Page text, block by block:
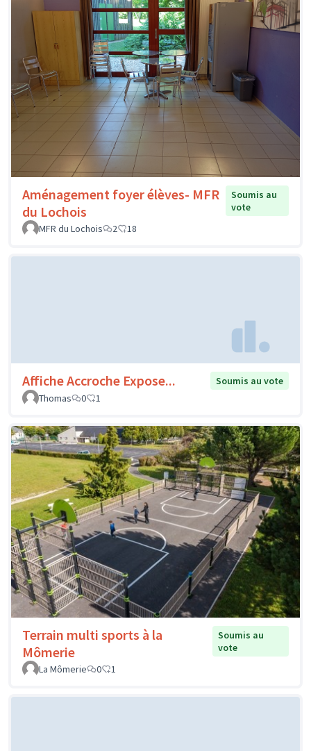
Aménagement foyer élèves- MFR
du Lochois
Soumis au
vote
MFR du Lochois
2 18
Affiche Accroche Expose...
Soumis au vote
Thomas
0 1
Terrain multi sports à la
Mômerie
Soumis au
vote
La Mômerie
0 1